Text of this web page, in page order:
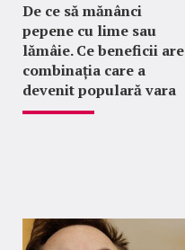
De ce să mănânci
pepene cu lime sau
lămâie. Ce beneficii are
combinația care a
devenit populară vara